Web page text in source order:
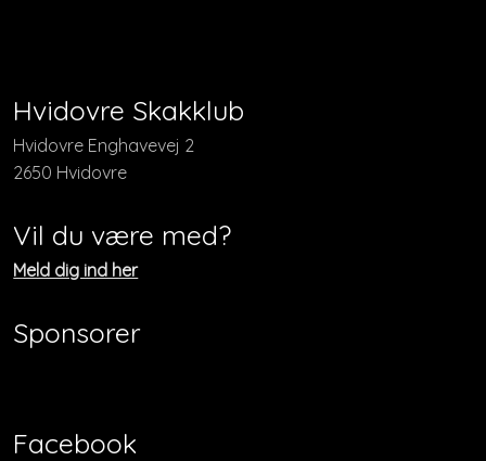
​​Hvidovre Skakklub
​​Hvidovre Enghavevej 2
2650 Hvidovre
Vil du være med?
​Meld dig ind her
Sponsorer
Facebook​